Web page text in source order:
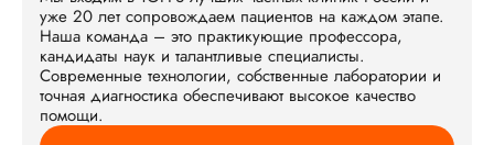
уже 20 лет сопровождаем пациентов на каждом этапе.
Наша команда – это практикующие профессора,
кандидаты наук и талантливые специалисты.
Современные технологии, собственные лаборатории и
точная диагностика обеспечивают высокое качество
помощи.